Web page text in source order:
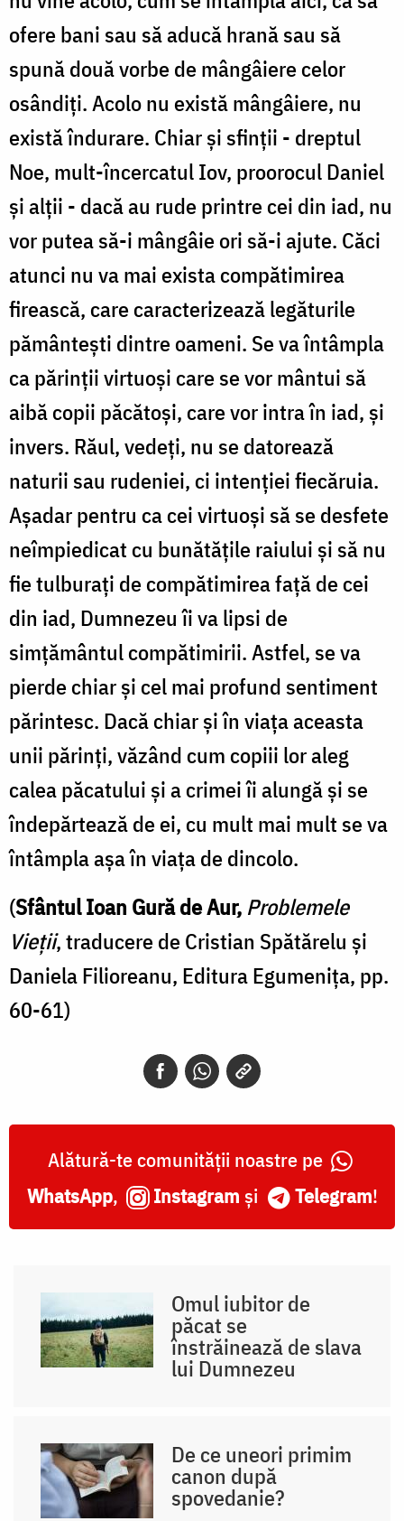
ofere bani sau să aducă hrană sau să
spună două vorbe de mângâiere celor
osândiţi. Acolo nu există mângâiere, nu
există îndurare. Chiar şi sfinţii - dreptul
Noe, mult-încercatul Iov, proorocul Daniel
şi alţii - dacă au rude printre cei din iad, nu
vor putea să-i mângâie ori să-i ajute. Căci
atunci nu va mai exista compătimirea
firească, care caracterizează legăturile
pământeşti dintre oameni. Se va întâmpla
ca părinţii virtuoşi care se vor mântui să
aibă copii păcătoşi, care vor intra în iad, şi
invers. Răul, vedeţi, nu se datorează
naturii sau rudeniei, ci intenţiei fiecăruia.
Aşadar pentru ca cei virtuoşi să se desfete
neîmpiedicat cu bunătăţile raiului şi să nu
fie tulburaţi de compătimirea faţă de cei
din iad, Dumnezeu îi va lipsi de
simțământul compătimirii. Astfel, se va
pierde chiar şi cel mai profund sentiment
părintesc. Dacă chiar şi în viaţa aceasta
unii părinţi, văzând cum copiii lor aleg
calea păcatului şi a crimei îi alungă şi se
îndepărtează de ei, cu mult mai mult se va
întâmpla aşa în viaţa de dincolo.
(Sfântul Ioan Gură de Aur, Problemele
Vieții, traducere de Cristian Spătărelu și
Daniela Filioreanu, Editura Egumenița, pp.
60-61)
Alătură-te comunității noastre pe
WhatsApp, Instagram și Telegram!
Omul iubitor de
păcat se
înstrăinează de slava
lui Dumnezeu
De ce uneori primim
canon după
spovedanie?